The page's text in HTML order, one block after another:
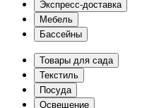
Экспресс-доставка
Мебель
Бассейны
Товары для сада
Текстиль
Посуда
Освещение